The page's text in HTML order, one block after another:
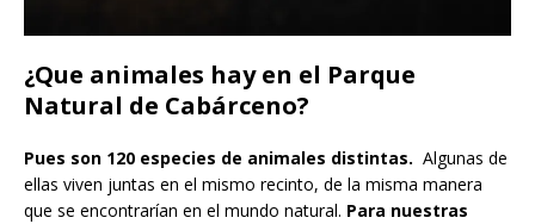
¿Que animales hay en el Parque
Natural de Cabárceno?
Pues son 120 especies de animales distintas. Algunas de
ellas viven juntas en el mismo recinto, de la misma manera
que se encontrarían en el mundo natural. Para nuestras